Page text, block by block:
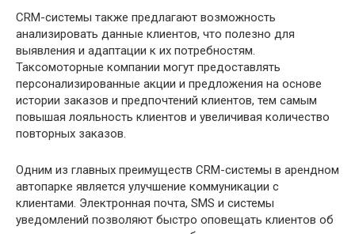
CRM-системы также предлагают возможность
анализировать данные клиентов, что полезно для
выявления и адаптации к их потребностям.
Таксомоторные компании могут предоставлять
персонализированные акции и предложения на основе
истории заказов и предпочтений клиентов, тем самым
повышая лояльность клиентов и увеличивая количество
повторных заказов.
Одним из главных преимуществ CRM-системы в арендном
автопарке является улучшение коммуникации с
клиентами. Электронная почта, SMS и системы
уведомлений позволяют быстро оповещать клиентов об